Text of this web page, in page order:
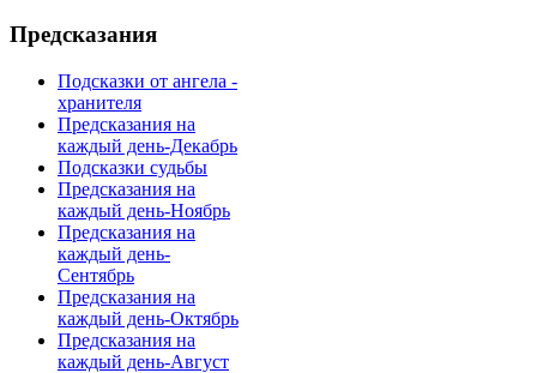
Предсказания
Подсказки от ангела -
хранителя
Предсказания на
каждый день-Декабрь
Подсказки судьбы
Предсказания на
каждый день-Ноябрь
Предсказания на
каждый день-
Сентябрь
Предсказания на
каждый день-Октябрь
Предсказания на
каждый день-Август